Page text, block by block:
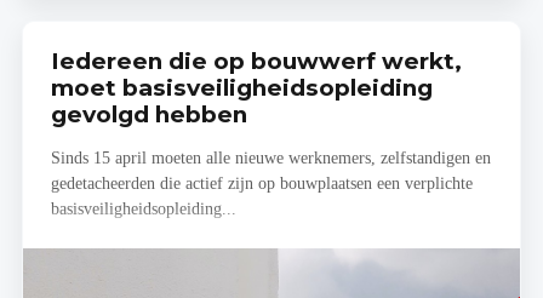
Iedereen die op bouwwerf werkt,
moet basisveiligheidsopleiding
gevolgd hebben
Sinds 15 april moeten alle nieuwe werknemers, zelfstandigen en
gedetacheerden die actief zijn op bouwplaatsen een verplichte
basisveiligheidsopleiding...